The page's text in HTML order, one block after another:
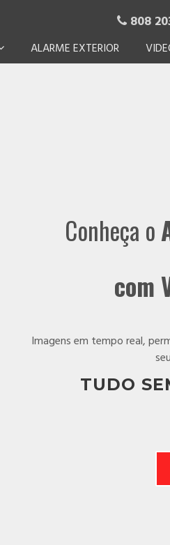
808
ALARME EXTERIOR
Conheça o
com
Imagens em tempo real,
TUDO